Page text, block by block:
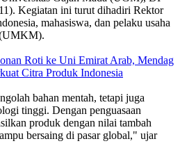
Kegiatan ini turut dihadiri Rektor
mahasiswa, dan pelaku usaha
Roti ke Uni Emirat Arab, Mendag
Citra Produk Indonesia
bahan mentah, tetapi juga
tinggi. Dengan penguasaan
produk dengan nilai tambah
bersaing di pasar global," ujar